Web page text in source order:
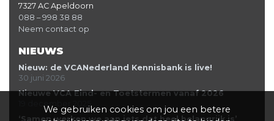
7327 AC Apeldoorn
088 – 998 38 88
Neem contact op
NIEUWS
Nieuw: de VCANederland Kennisbank is live!
30 juni 2026
Nieuwe VCA Eind- en Toetstermen vanaf 2026
‘Samen werken we aan iets dat heel belangrijk is’
We gebruiken cookies om jou een betere